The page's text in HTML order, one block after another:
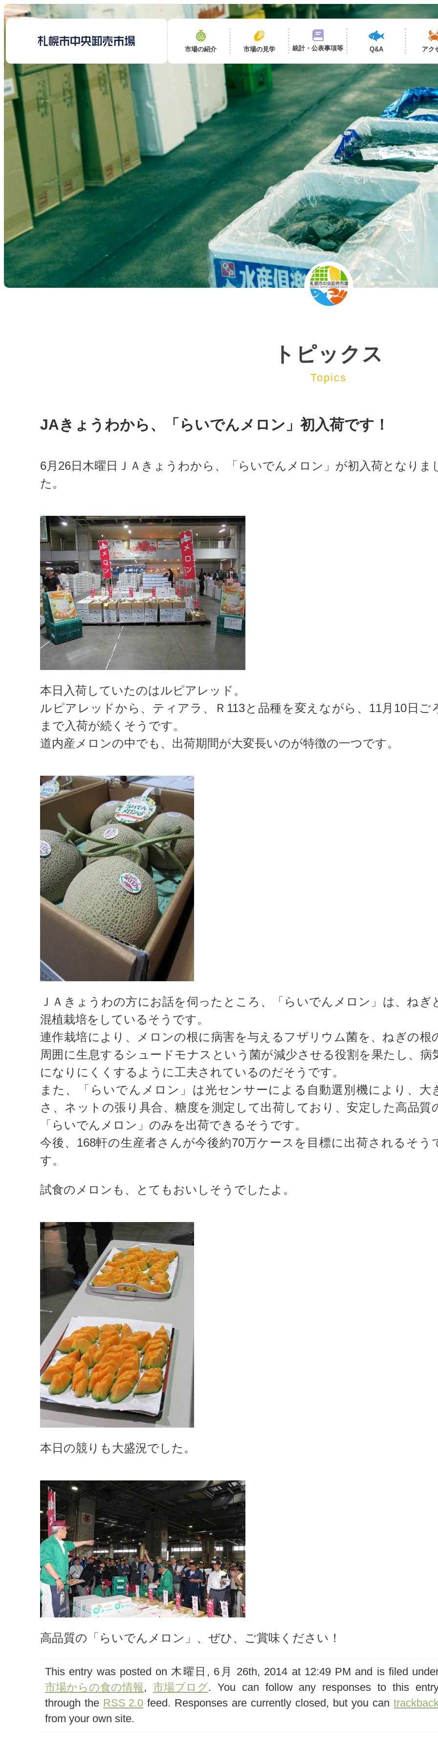
市場の紹介 市場の見学 統計・公表事項等 Q&A アク
トピックス
Topics
JAきょうわから、「らいでんメロン」初入荷です！
6月26日木曜日ＪＡきょうわから、「らいでんメロン」が初入荷となりま
た。
本日入荷していたのはルピアレッド。
ルピアレッドから、ティアラ、Ｒ113と品種を変えながら、11月10日ご
まで入荷が続くそうです。
道内産メロンの中でも、出荷期間が大変長いのが特徴の一つです。
ＪＡきょうわの方にお話を伺ったところ、「らいでんメロン」は、ねぎ
混植栽培をしているそうです。
連作栽培により、メロンの根に病害を与えるフザリウム菌を、ねぎの根
周囲に生息するシュードモナスという菌が減少させる役割を果たし、病
になりにくくするように工夫されているのだそうです。
また、「らいでんメロン」は光センサーによる自動選別機により、大
さ、ネットの張り具合、糖度を測定して出荷しており、安定した高品質
「らいでんメロン」のみを出荷できるそうです。
今後、168軒の生産者さんが今後約70万ケースを目標に出荷されるそう
す。
試食のメロンも、とてもおいしそうでしたよ。
本日の競りも大盛況でした。
高品質の「らいでんメロン」、ぜひ、ご賞味ください！
This entry was posted on 木曜日, 6月 26th, 2014 at 12:49 PM and is filed
市場からの食の情報, 市場ブログ. You can follow any responses to this
through the RSS 2.0 feed. Responses are currently closed, but you can
from your own site.